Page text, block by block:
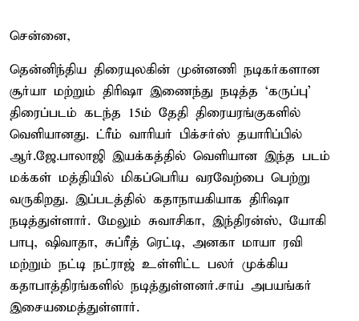
சென்னை,
தென்னிந்திய திரையுலகின் முன்னணி நடிகர்களான
சூர்யா மற்றும் திரிஷா இணைந்து நடித்த ‘கருப்பு’
திரைப்படம் கடந்த 15ம் தேதி திரையரங்குகளில்
வெளியானது. ட்ரீம் வாரியர் பிக்சர்ஸ் தயாரிப்பில்
ஆர்.ஜே.பாலாஜி இயக்கத்தில் வெளியான இந்த படம்
மக்கள் மத்தியில் மிகப்பெரிய வரவேற்பை பெற்று
வருகிறது. இப்படத்தில் கதாநாயகியாக திரிஷா
நடித்துள்ளார். மேலும் சுவாசிகா, இந்திரன்ஸ், யோகி
பாபு, ஷிவாதா, சுப்ரீத் ரெட்டி, அனகா மாயா ரவி
மற்றும் நட்டி நட்ராஜ் உள்ளிட்ட பலர் முக்கிய
கதாபாத்திரங்களில் நடித்துள்ளனர்.சாய் அபயங்கர்
இசையமைத்துள்ளார்.